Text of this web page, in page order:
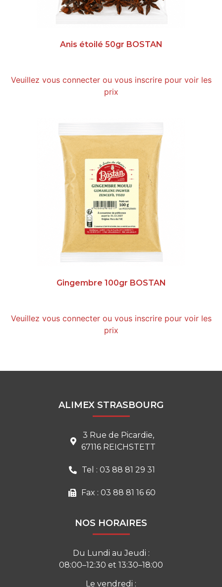
Anis étoilé 50gr BOSTAN
Veuillez vous connecter ou vous inscrire pour voir les
prix
Gingembre 100gr BOSTAN
Veuillez vous connecter ou vous inscrire pour voir les
prix
ALIMEX STRASBOURG
3 Rue de Picardie,
67116 REICHSTETT
Tel : 03 88 81 29 31
Fax : 03 88 81 16 60
NOS HORAIRES
Du Lundi au Jeudi :
08:00–12:30 et 13:30–18:00
Le vendredi :